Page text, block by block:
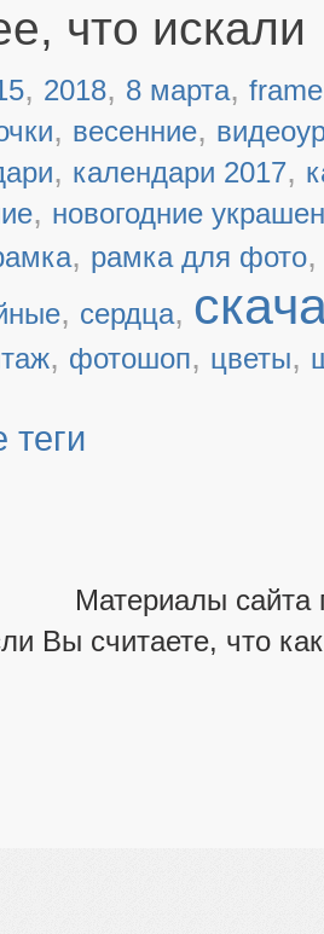
что искали
, 2018, 8 марта, frame
, весенние,
, календари 2017,
, новогодние
, рамка для фото
, сердца,
, фотошоп, цветы,
теги
Материалы сайта
Вы считаете, что